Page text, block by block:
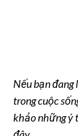
Nếu bạn
trong cuộc
khảo những ý